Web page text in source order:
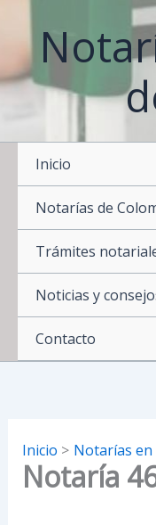
contenido
Inicio
Notarías de
Trámites
Noticias y
Contacto
Inicio Notarías
Notaría